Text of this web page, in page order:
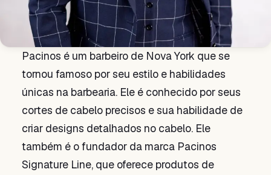
Pacinos é um barbeiro de Nova York que se
tornou famoso por seu estilo e habilidades
únicas na barbearia. Ele é conhecido por seus
cortes de cabelo precisos e sua habilidade de
criar designs detalhados no cabelo. Ele
também é o fundador da marca Pacinos
Signature Line, que oferece produtos de